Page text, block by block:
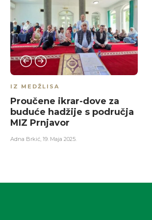
IZ MEDŽLISA
Proučene ikrar-dove za
buduće hadžije s područja
MIZ Prnjavor
Adna Brkić, 19. Maja 2025.